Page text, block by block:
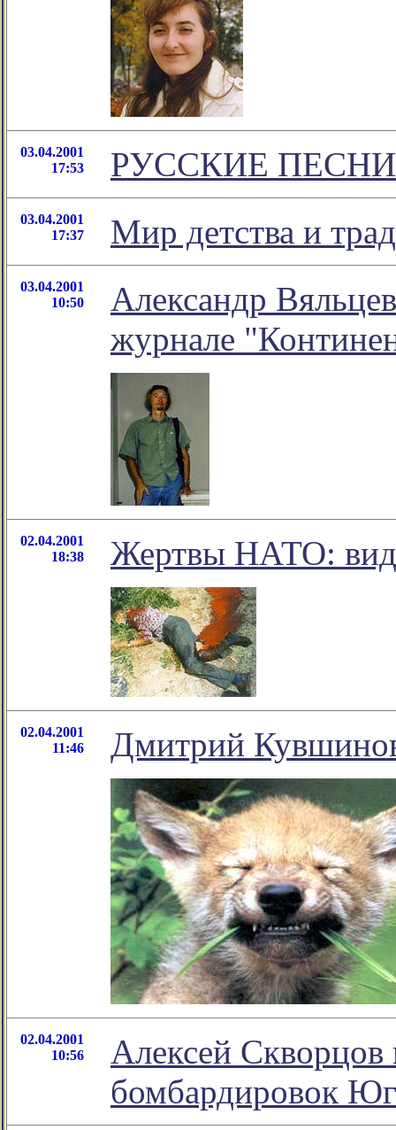
03.04.2001
17:53
РУССКИЕ
03.04.2001
17:37
Мир детства и
03.04.2001
10:50
Александр
журнале
02.04.2001
18:38
Жертвы НАТО:
02.04.2001
11:46
Дмитрий
02.04.2001
10:56
Алексей Скворцов
бомбардировок